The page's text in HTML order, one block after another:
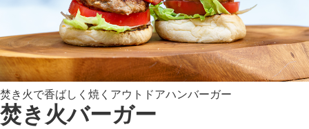
焚き火で香ばしく焼くアウトドアハンバーガー
焚き火バーガー